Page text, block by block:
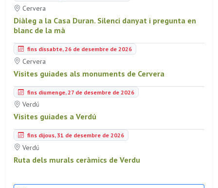
Cervera
Diàleg a la Casa Duran. Silenci danyat i pregunta en
blanc de la mà
fins dissabte, 26 de desembre de 2026
Cervera
Visites guiades als monuments de Cervera
fins diumenge, 27 de desembre de 2026
Verdú
Visites guiades a Verdú
fins dijous, 31 de desembre de 2026
Verdú
Ruta dels murals ceràmics de Verdu